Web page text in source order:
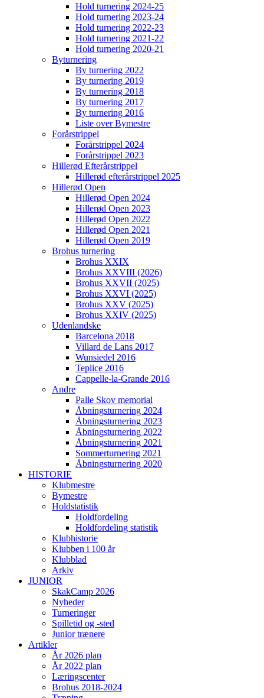
Hold turnering 2024-25
Hold turnering 2023-24
Hold turnering 2022-23
Hold turnering 2021-22
Hold turnering 2020-21
Byturnering
By turnering 2022
By turnering 2019
By turnering 2018
By turnering 2017
By turnering 2016
Liste over Bymestre
Forårstrippel
Forårstrippel 2024
Forårstrippel 2023
Hillerød Efterårstrippel
Hillerød efterårstrippel 2025
Hillerød Open
Hillerød Open 2024
Hillerød Open 2023
Hillerød Open 2022
Hillerød Open 2021
Hillerød Open 2019
Brohus turnering
Brohus XXIX
Brohus XXVIII (2026)
Brohus XXVII (2025)
Brohus XXVI (2025)
Brohus XXV (2025)
Brohus XXIV (2025)
Udenlandske
Barcelona 2018
Villard de Lans 2017
Wunsiedel 2016
Teplice 2016
Cappelle-la-Grande 2016
Andre
Palle Skov memorial
Åbningsturnering 2024
Åbningsturnering 2023
Åbningsturnering 2022
Åbningsturnering 2021
Sommerturnering 2021
Åbningsturnering 2020
HISTORIE
Klubmestre
Bymestre
Holdstatistik
Holdfordeling
Holdfordeling statistik
Klubhistorie
Klubben i 100 år
Klubblad
Arkiv
JUNIOR
SkakCamp 2026
Nyheder
Turneringer
Spilletid og -sted
Junior trænere
Artikler
År 2026 plan
År 2022 plan
Læringscenter
Brohus 2018-2024